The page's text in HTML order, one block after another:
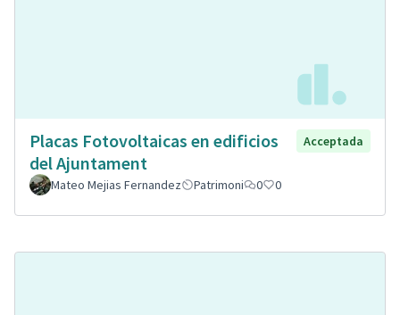
Placas Fotovoltaicas en edificios
del Ajuntament
Acceptada
Mateo Mejias Fernandez Patrimoni 0 0